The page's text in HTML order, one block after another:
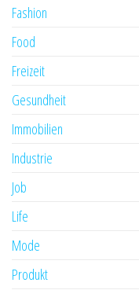
Fashion
Food
Freizeit
Gesundheit
Immobilien
Industrie
Job
Life
Mode
Produkt